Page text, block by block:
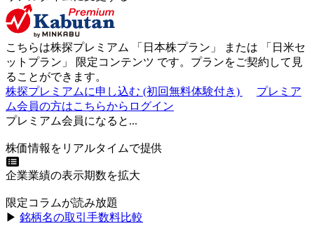
こちらは株探プレミアム 「 日本株プラン 」 または 「 日米セ
ットプラン 」 限定コンテンツ です。プランをご契約して見
ることができます。
株探プレミアムに申し込む (初回無料体験付き)
プレミア
ム会員の方はこちらからログイン
プレミアム会員になると...
株価情報をリアルタイムで提供
企業業績の表示期数を拡大
限定コラムが読み放題
▶︎ 銘柄名の取引手数料比較